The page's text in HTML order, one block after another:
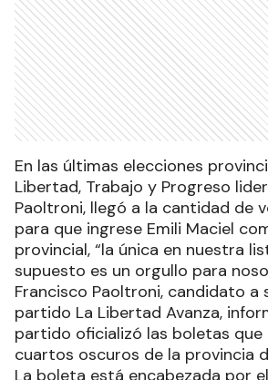
En las últimas elecciones
Libertad, Trabajo y Progreso
Paoltroni, llegó a la cantidad de
para que ingrese Emili Maciel
provincial, “la única en nuestra
supuesto es un orgullo para
Francisco Paoltroni, candidato a
partido La Libertad Avanza,
partido oficializó las boletas que
cuartos oscuros de la provincia
La boleta está encabezada por